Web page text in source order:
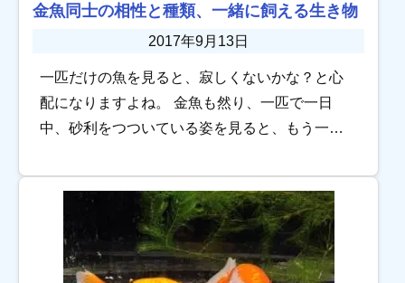
金魚同士の相性と種類、一緒に飼える生き物
2017年9月13日
一匹だけの魚を見ると、寂しくないかな？と心
配になりますよね。 金魚も然り、一匹で一日
中、砂利をつついている姿を見ると、もう一匹
思います。 そこで金魚同士の混泳について考え
ていきま […]